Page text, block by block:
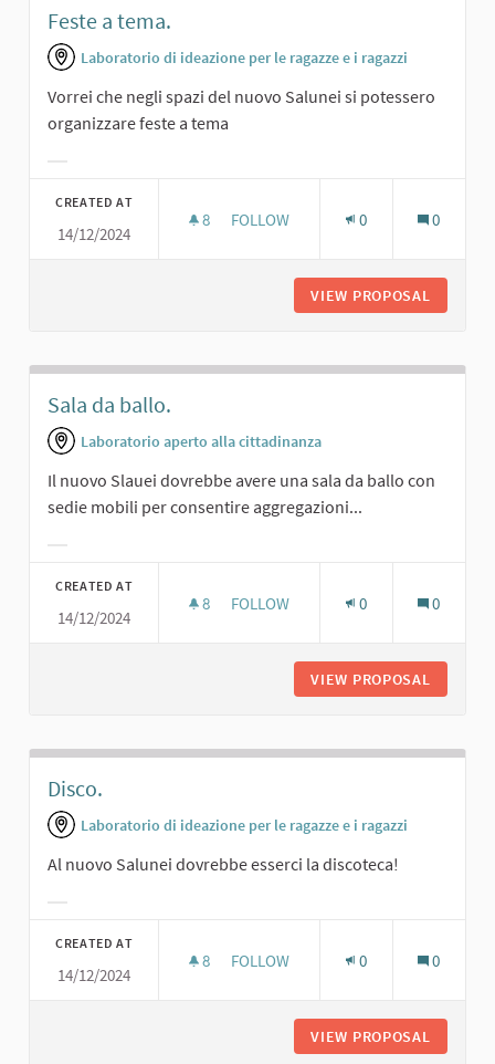
Feste a tema.
Laboratorio di ideazione per le ragazze e i ragazzi
Vorrei che negli spazi del nuovo Salunei si potessero
organizzare feste a tema
CREATED AT
14/12/2024
8 8 FOLLOWERS
FOLLOW 0 0
VIEW PROPOSAL
Sala da ballo.
Laboratorio aperto alla cittadinanza
Il nuovo Slauei dovrebbe avere una sala da ballo con
sedie mobili per consentire aggregazioni...
CREATED AT
14/12/2024
8 8 FOLLOWERS
FOLLOW 0 0
VIEW PROPOSAL
Disco.
Laboratorio di ideazione per le ragazze e i ragazzi
Al nuovo Salunei dovrebbe esserci la discoteca!
CREATED AT
14/12/2024
8 8 FOLLOWERS
FOLLOW 0 0
VIEW PROPOSAL